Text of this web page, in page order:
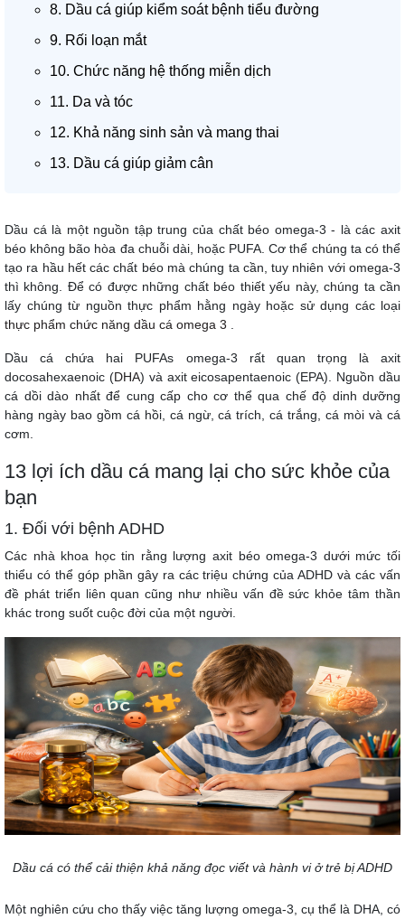
8. Dầu cá giúp kiểm soát bệnh tiểu đường
9. Rối loạn mắt
10. Chức năng hệ thống miễn dịch
11. Da và tóc
12. Khả năng sinh sản và mang thai
13. Dầu cá giúp giảm cân
Dầu cá là một nguồn tập trung của chất béo omega-3 - là các axit
béo không bão hòa đa chuỗi dài, hoặc PUFA. Cơ thể chúng ta có thể
tạo ra hầu hết các chất béo mà chúng ta cần, tuy nhiên với omega-3
thì không. Để có được những chất béo thiết yếu này, chúng ta cần
lấy chúng từ nguồn thực phẩm hằng ngày hoặc sử dụng các loại
thực phẩm chức năng dầu cá omega 3
Dầu cá chứa hai PUFAs omega-3 rất quan trọng là axit
docosahexaenoic (DHA) và axit eicosapentaenoic (EPA). Nguồn dầu
cá dồi dào nhất để cung cấp cho cơ thể qua chế độ dinh dưỡng
hàng ngày bao gồm cá hồi, cá ngừ, cá trích, cá trắng, cá mòi và cá
cơm.
13 lợi ích dầu cá mang lại cho sức khỏe của
bạn
1. Đối với bệnh ADHD
Các nhà khoa học tin rằng lượng axit béo omega-3 dưới mức tối
thiểu có thể góp phần gây ra các triệu chứng của ADHD và các vấn
đề phát triển liên quan cũng như nhiều vấn đề sức khỏe tâm thần
khác trong suốt cuộc đời của một người.
Dầu cá có thể cải thiện khả năng đọc viết và hành vi ở trẻ bị ADHD
Một nghiên cứu cho thấy việc tăng lượng omega-3, cụ thể là DHA, có